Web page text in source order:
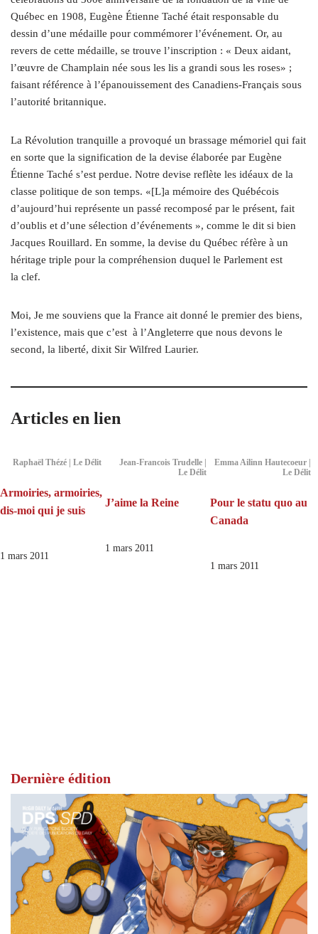
Québec en 1908, Eugène Étienne Taché était responsable du
dessin d’une médaille pour commémorer l’événement. Or, au
revers de cette médaille, se trouve l’inscription : « Deux aidant,
l’œuvre de Champlain née sous les lis a grandi sous les roses» ;
faisant référence à l’épanouissement des Canadiens-Français sous
l’autorité britannique.
La Révolution tranquille a provoqué un brassage mémoriel qui fait
en sorte que la signification de la devise élaborée par Eugène
Étienne Taché s’est perdue. Notre devise reflète les idéaux de la
classe politique de son temps. «[L]a mémoire des Québécois
d’aujourd’hui représente un passé recomposé par le présent, fait
d’oublis et d’une sélection d’événements », comme le dit si bien
Jacques Rouillard. En somme, la devise du Québec réfère à un
héritage triple pour la compréhension duquel le Parlement est
la clef.
Moi, Je me souviens que la France ait donné le premier des biens,
l’existence, mais que c’est à l’Angleterre que nous devons le
second, la liberté, dixit Sir Wilfred Laurier.
Articles en lien
Raphaël Thézé | Le Délit
Armoiries, armoiries,
dis-moi qui je suis
1 mars 2011
Jean-Francois Trudelle |
Le Délit
J’aime la Reine
1 mars 2011
Emma Ailinn Hautecoeur |
Le Délit
Pour le statu quo au
Canada
1 mars 2011
Dernière édition